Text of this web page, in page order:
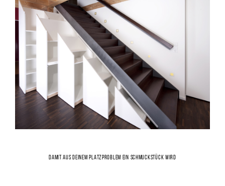
Damit aus deinem Platzproblem ein Schmuckstück wird